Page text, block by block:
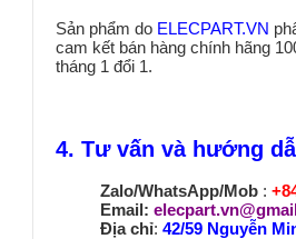
Sản phẩm do ELECPART.VN
cam kết bán hàng chính hãng
tháng 1 đổi 1.
4. Tư vấn và hướng
Zalo/WhatsApp/Mob :
Email:
Địa chỉ: 42/59 Nguyễn